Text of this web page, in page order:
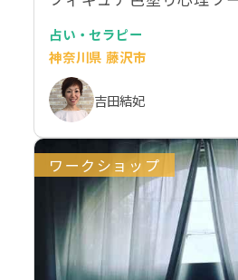
占い・セラピー
神奈川県 藤沢市
吉田結妃
ワークショップ